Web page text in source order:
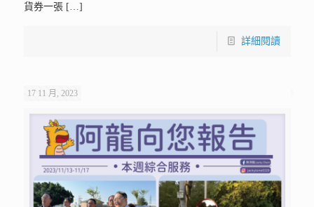
貨券一張[…]
詳細閱讀
17 11 月, 2023